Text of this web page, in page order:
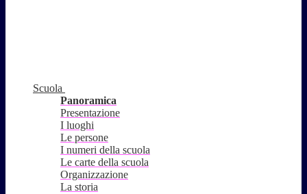
Scuola
Panoramica
Presentazione
I luoghi
Le persone
I numeri della scuola
Le carte della scuola
Organizzazione
La storia